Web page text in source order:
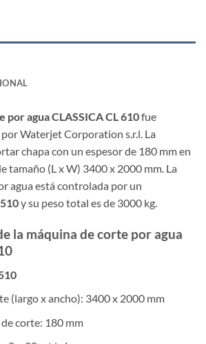
por agua CLASSICA CL 610fue
Waterjet Corporation s.r.l. La
chapa con un espesor de 180 mm en
tamaño (L x W) 3400 x 2000 mm. La
agua está controlada por un
y su peso total es de 3000 kg.
la máquina de corte por agua
(largo x ancho): 3400 x 2000 mm
corte: 180 mm